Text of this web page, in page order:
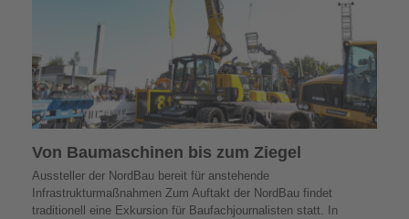
Von Baumaschinen bis zum Ziegel
Aussteller der NordBau bereit für anstehende
Infrastrukturmaßnahmen Zum Auftakt der NordBau findet
traditionell eine Exkursion für Baufachjournalisten statt. In